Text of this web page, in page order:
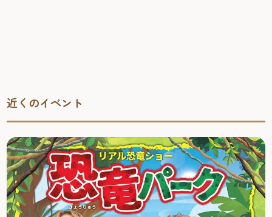
近くのイベント